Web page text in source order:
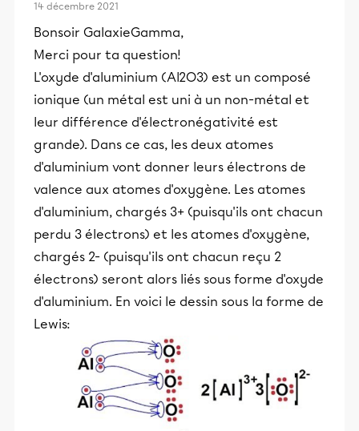
14 décembre 2021
Bonsoir GalaxieGamma,
Merci pour ta question!
L'oxyde d'aluminium (Al2O3) est un composé
ionique (un métal est uni à un non-métal et
leur différence d'électronégativité est
grande). Dans ce cas, les deux atomes
d'aluminium vont donner leurs électrons de
valence aux atomes d'oxygène. Les atomes
d'aluminium, chargés 3+ (puisqu'ils ont chacun
perdu 3 électrons) et les atomes d'oxygène,
chargés 2- (puisqu'ils ont chacun reçu 2
électrons) seront alors liés sous forme d'oxyde
d'aluminium. En voici le dessin sous la forme de
Lewis: